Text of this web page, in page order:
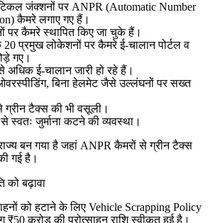
जंक्शनों पर ANPR (Automatic Number
कैमरे लगाए गए हैं।
पर कैमरे स्थापित किए जा चुके हैं।
प्रमुख लोकेशनों पर कैमरे ई-चालान पोर्टल व
गए।
अधिक ई-चालान जारी हो रहे हैं।
बिना हेलमेट जैसे उल्लंघनों पर सख्त
ग्रीन टैक्स की भी वसूली।
स्वतः जुर्माना कटने की व्यवस्था।
बन गया है जहां ANPR कैमरों से ग्रीन टैक्स
गई है।
को बढ़ावा
को हटाने के लिए Vehicle Scrapping Policy
करोड़ की प्रोत्साहन राशि स्वीकृत हुई है।